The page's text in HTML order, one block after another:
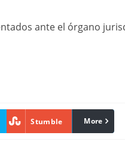
ante el órgano
Stumble linkedin
More